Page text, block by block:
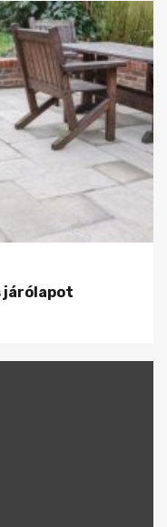
járólapot